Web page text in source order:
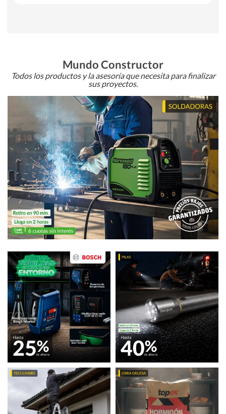
Mundo Constructor
Todos los productos y la asesoría que necesita para finalizar
sus proyectos.